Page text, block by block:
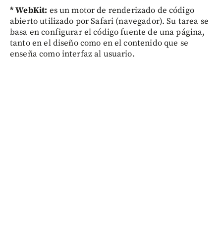
* WebKit: es un motor de renderizado de código
abierto utilizado por Safari (navegador). Su tarea se
basa en configurar el código fuente de una página,
tanto en el diseño como en el contenido que se
enseña como interfaz al usuario.